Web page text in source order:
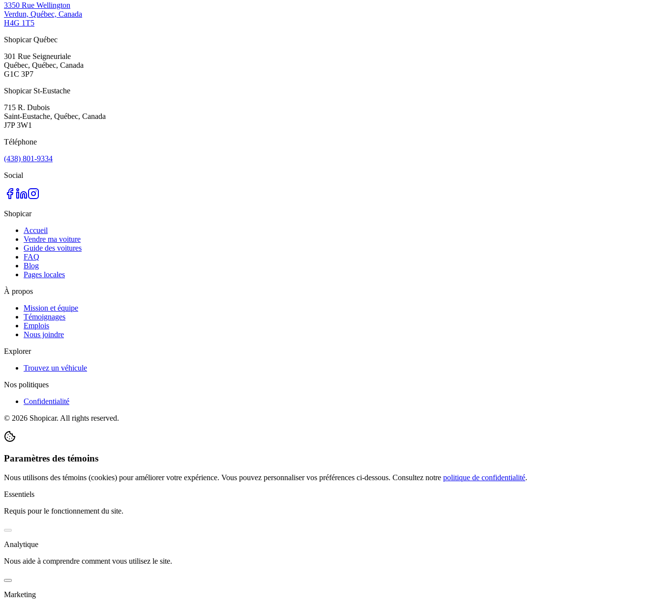
3350 Rue Wellington
Verdun, Québec, Canada
H4G 1T5
Shopicar Québec
301 Rue Seigneuriale
Québec, Québec, Canada
G1C 3P7
Shopicar St-Eustache
715 R. Dubois
Saint-Eustache, Québec, Canada
J7P 3W1
Téléphone
(438) 801-9334
Social
Shopicar
Accueil
Vendre ma voiture
Guide des voitures
FAQ
Blog
Pages locales
À propos
Mission et équipe
Témoignages
Emplois
Nous joindre
Explorer
Trouvez un véhicule
Nos politiques
Confidentialité
© 2026 Shopicar. All rights reserved.
Paramètres des témoins
Nous utilisons des témoins (cookies) pour améliorer votre expérience. Vous pouvez personnaliser vos préférences ci-dessous. Consultez notre politique de confidentialité.
Essentiels
Requis pour le fonctionnement du site.
Analytique
Nous aide à comprendre comment vous utilisez le site.
Marketing